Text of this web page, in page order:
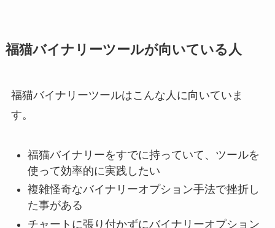
福猫バイナリーツールが向いている人
福猫バイナリーツールはこんな人に向いていま
す。
福猫バイナリーをすでに持っていて、ツールを
使って効率的に実践したい
複雑怪奇なバイナリーオプション手法で挫折し
た事がある
チャートに張り付かずにバイナリーオプション